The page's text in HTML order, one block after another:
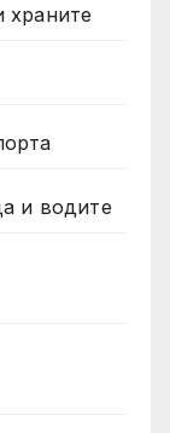
храните
и водите